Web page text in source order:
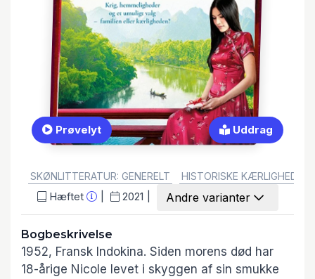
Prøvelyt Uddrag
SKØNLITTERATUR: GENERELT
HISTORISKE
Hæftet 2021 Andre varianter
Bogbeskrivelse
1952, Fransk Indokina. Siden morens død har
18-årige Nicole levet i skyggen af sin smukke